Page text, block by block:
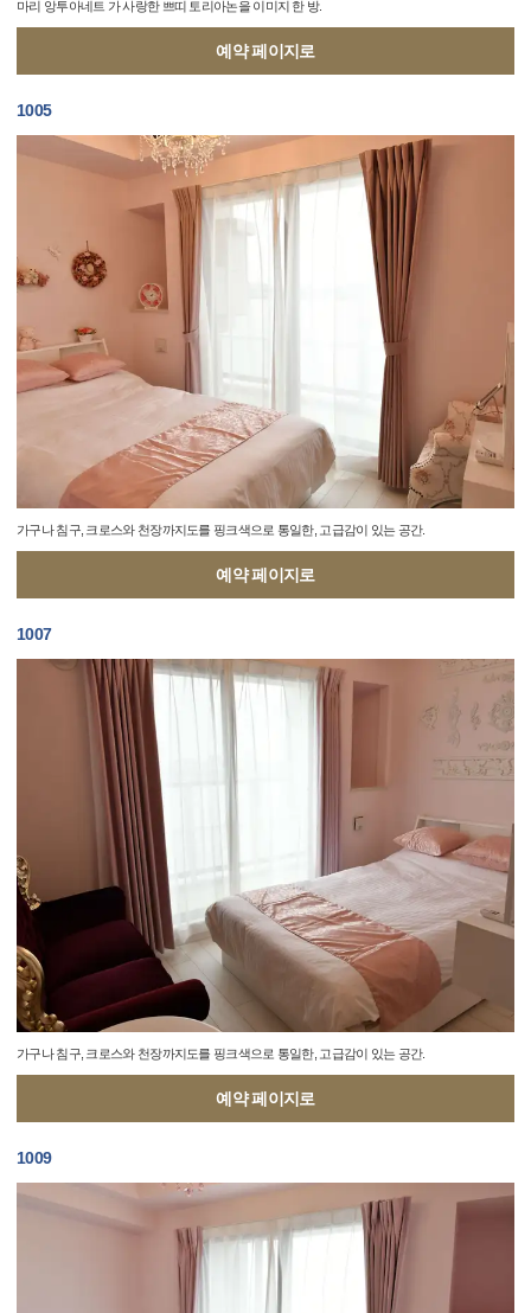
마리 앙투아네트 가 사랑한 쁘띠 토리아논을 이미지 한 방.
예약 페이지로
1005
가구나 침구, 크로스와 천장까지도를 핑크색으로 통일한, 고급감이 있는 공간.
예약 페이지로
1007
가구나 침구, 크로스와 천장까지도를 핑크색으로 통일한, 고급감이 있는 공간.
예약 페이지로
1009